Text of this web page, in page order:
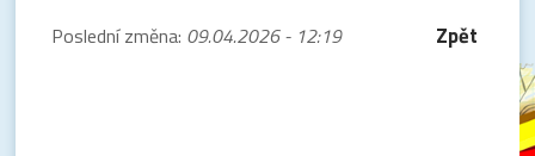
Poslední změna: 09.04.2026 - 12:19 Zpět